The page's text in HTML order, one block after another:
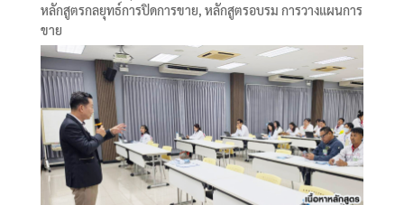
หลักสูตรกลยุทธ์การปิดการขาย, หลักสูตรอบรม การวางแผนการ
ขาย